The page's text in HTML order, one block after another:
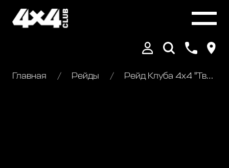
Главная Рейды Рейд Клуба 4х4 "Тверская Карелия"